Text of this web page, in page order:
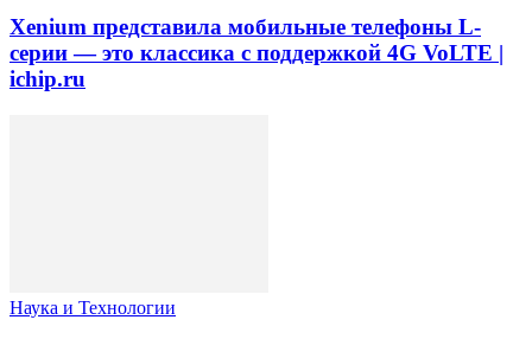
Xenium представила мобильные телефоны L-
серии — это классика с поддержкой 4G VoLTE |
ichip.ru
Наука и Технологии